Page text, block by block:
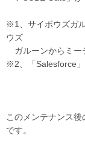
※1、サイボウズガ
ウズ
ガルーンからミー
※2、「Salesforce」
このメンテナンス
です。